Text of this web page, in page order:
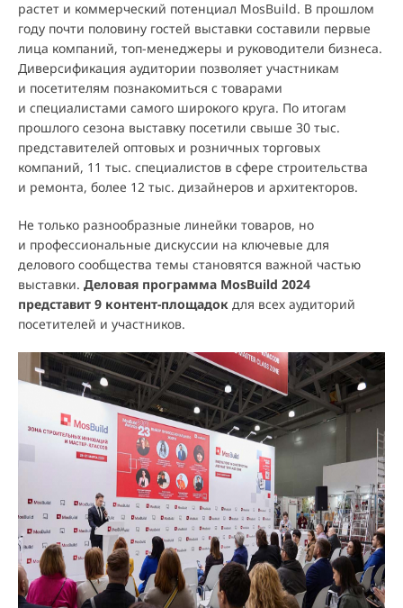
растет и коммерческий потенциал MosBuild. В прошлом
году почти половину гостей выставки составили первые
лица компаний, топ-менеджеры и руководители бизнеса.
Диверсификация аудитории позволяет участникам
и посетителям познакомиться с товарами
и специалистами самого широкого круга. По итогам
прошлого сезона выставку посетили свыше 30 тыс.
представителей оптовых и розничных торговых
компаний, 11 тыс. специалистов в сфере строительства
и ремонта, более 12 тыс. дизайнеров и архитекторов.
Не только разнообразные линейки товаров, но
и профессиональные дискуссии на ключевые для
делового сообщества темы становятся важной частью
выставки. Деловая программа MosBuild 2024
представит 9 контент-площадок для всех аудиторий
посетителей и участников.